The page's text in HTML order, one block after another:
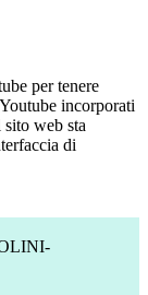
per tenere
incorporati
web sta
di